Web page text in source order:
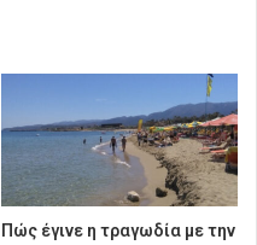
Πώς έγινε η τραγωδία με την